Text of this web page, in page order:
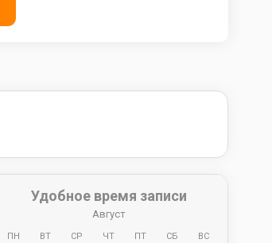
Удобное время записи
Август
ПН ВТ СР ЧТ ПТ СБ ВС